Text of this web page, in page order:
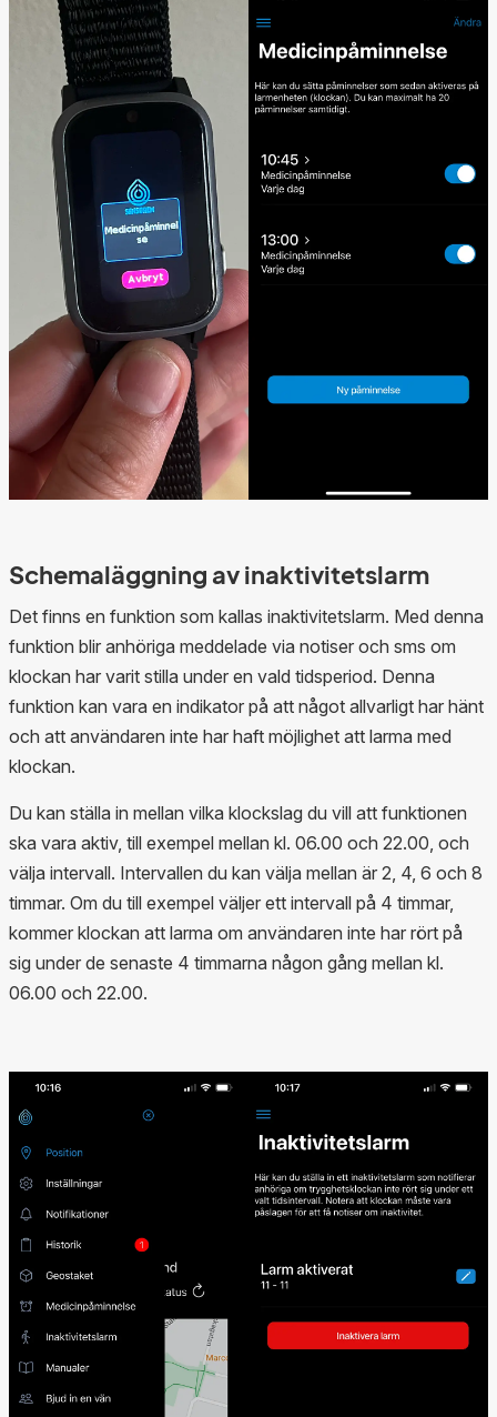
Schemaläggning av inaktivitetslarm
Det finns en funktion som kallas inaktivitetslarm. Med denna
funktion blir anhöriga meddelade via notiser och sms om
klockan har varit stilla under en vald tidsperiod. Denna
funktion kan vara en indikator på att något allvarligt har hänt
och att användaren inte har haft möjlighet att larma med
klockan.
Du kan ställa in mellan vilka klockslag du vill att funktionen
ska vara aktiv, till exempel mellan kl. 06.00 och 22.00, och
välja intervall. Intervallen du kan välja mellan är 2, 4, 6 och 8
timmar. Om du till exempel väljer ett intervall på 4 timmar,
kommer klockan att larma om användaren inte har rört på
sig under de senaste 4 timmarna någon gång mellan kl.
06.00 och 22.00.